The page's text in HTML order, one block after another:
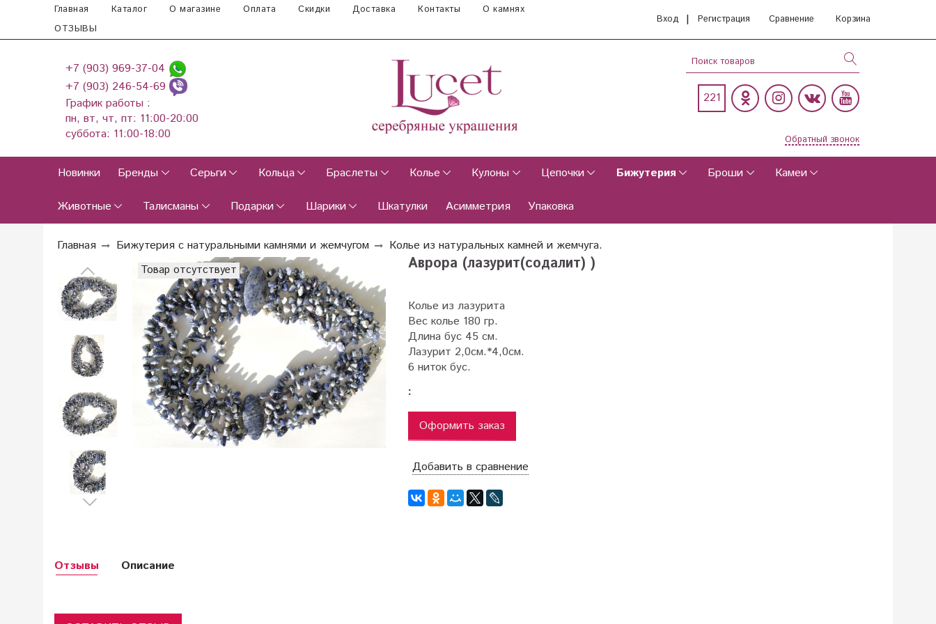
Главная Каталог О магазине Оплата Скидки Доставка Контакты
О камнях
ОТЗЫВЫ
Вход | Регистрация Сравнение Корзина
+7 (903) 969-37-04
+7 (903) 246-54-69
График работы :
пн, вт, чт, пт: 11:00-20:00
суббота: 11:00-18:00
221
Обратный звонок
Новинки Бренды Серьги Кольца Браслеты Колье Кулоны Цепочки Бижутерия Броши Камеи
Животные Талисманы Подарки Шарики Шкатулки Асимметрия Упаковка
Главная Бижутерия с натуральными камнями и жемчугом Колье из натуральных камней и жемчуга.
Товар отсутствует Аврора (лазурит(содалит) )
Колье из лазурита
Вес колье 180 гр.
Длина бус 45 см.
Лазурит 2,0см.*4,0см.
6 ниток бус.
:
Оформить заказ
Добавить в сравнение
Отзывы Описание